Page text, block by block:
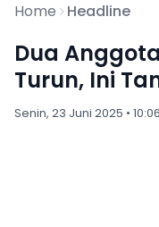
Home Headline
Dua
Turun, Ini
Senin, 23 Juni 2025 •